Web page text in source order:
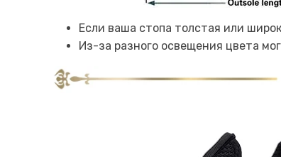
Если ваша стопа толстая или
Из-за разного освещения цвета